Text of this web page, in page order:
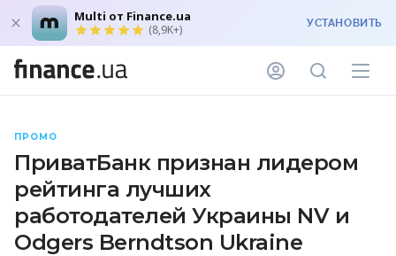
Multi от Finance.ua
(8,9K+) УСТАНОВИТЬ
ПРОМО
ПриватБанк признан лидером
рейтинга лучших
работодателей Украины NV и
Odgers Berndtson Ukraine